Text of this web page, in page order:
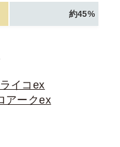
約45%
イコex
アークex